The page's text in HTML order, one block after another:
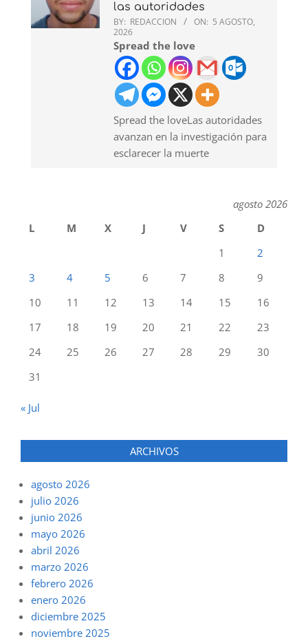
las autoridades
BY: REDACCION ON: 5 AGOSTO,
2026
Spread the love
Spread the loveLas autoridades
avanzan en la investigación para
esclarecer la muerte
agosto 2026
L
M X J V S
D
1
2
3
4 5 6 7 8
9
10
11 12 13 14 15
16
17
18 19 20 21 22
23
24
25 26 27 28 29
30
31
« Jul
ARCHIVOS
agosto 2026
julio 2026
junio 2026
mayo 2026
abril 2026
marzo 2026
febrero 2026
enero 2026
diciembre 2025
noviembre 2025